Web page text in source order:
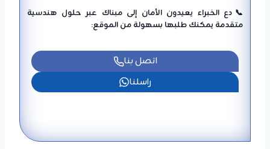
📞دع الخبراء يعيدون الأمان إلى مبناك عبر حلول هندسية
متقدمة يمكنك طلبها بسهولة من الموقع:
اتصل بنا
راسلنا